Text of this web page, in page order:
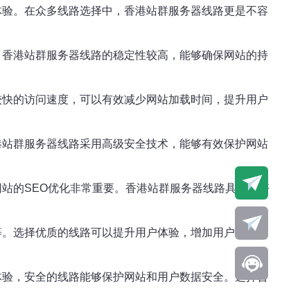
。在众多线路选择中，香港站群服务器线路更是不容
港站群服务器线路的稳定性较高，能够确保网站的持
的访问速度，可以有效减少网站加载时间，提升用户
群服务器线路采用高级安全技术，能够有效保护网站
的SEO优化非常重要。香港站群服务器线路具有良好
选择优质的线路可以提升用户体验，增加用户留存和
，安全的线路能够保护网站和用户数据安全。选择合